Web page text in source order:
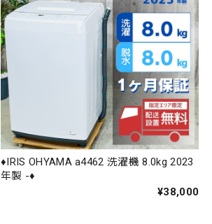
♦️IRIS OHYAMA a4462 洗濯機 8.0kg 2023
年製 -♦️
¥38,000